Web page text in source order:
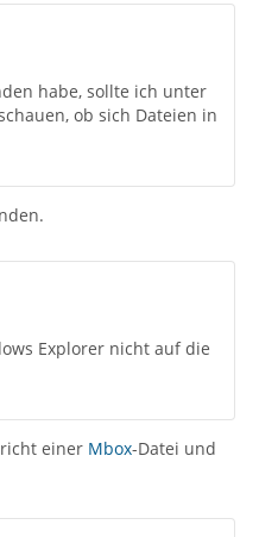
habe, sollte ich unter
ob sich Dateien in
Explorer nicht auf die
einer Mbox-Datei und